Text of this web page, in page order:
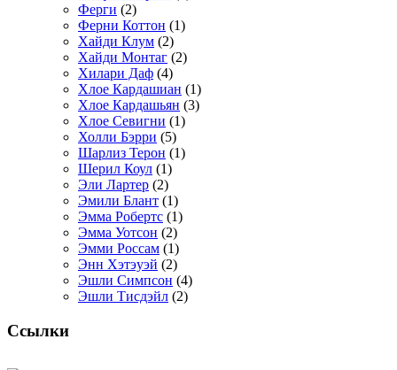
Ферги (2)
Ферни Коттон (1)
Хайди Клум (2)
Хайди Монтаг (2)
Хилари Даф (4)
Хлое Кардашиан (1)
Хлое Кардашьян (3)
Хлое Севигни (1)
Холли Бэрри (5)
Шарлиз Терон (1)
Шерил Коул (1)
Эли Лартер (2)
Эмили Блант (1)
Эмма Робертс (1)
Эмма Уотсон (2)
Эмми Россам (1)
Энн Хэтэуэй (2)
Эшли Симпсон (4)
Эшли Тисдэйл (2)
Ссылки